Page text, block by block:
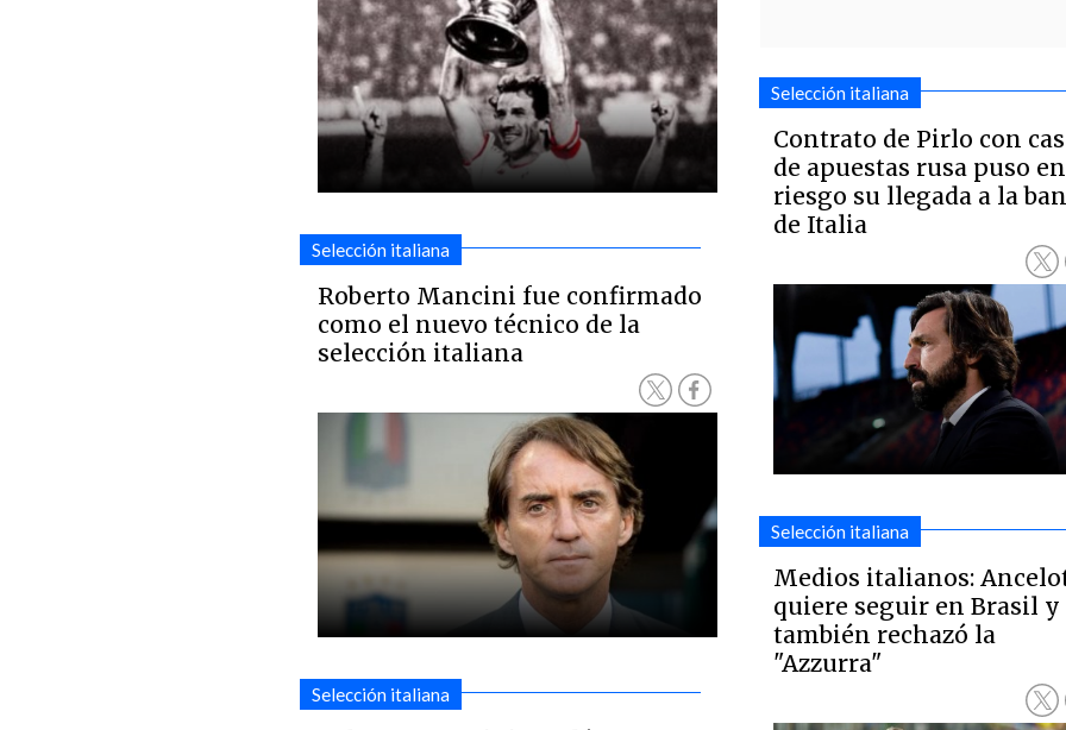
Selección italiana
Roberto Mancini fue confirmado
como el nuevo técnico de la
selección italiana
Selección italiana
Selección italiana
Contrato de Pirlo con
de apuestas rusa puso en
riesgo su llegada a la
de Italia
Selección italiana
Medios italianos:
quiere seguir en Brasil y
también rechazó la
"Azzurra"